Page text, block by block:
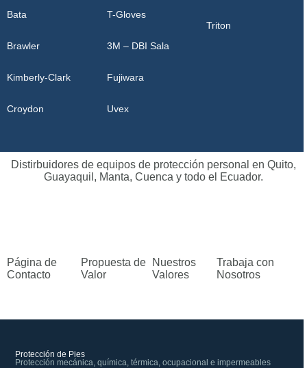
Bata
Brawler
Kimberly-Clark
Croydon
T-Gloves
3M – DBI Sala
Fujiwara
Uvex
Triton
Distirbuidores de equipos de protección personal en Quito,
Guayaquil, Manta, Cuenca y todo el Ecuador.
Página de
Contacto
Propuesta de
Valor
Nuestros
Valores
Trabaja con
Nosotros
Protección de Pies
Protección mecánica, química, térmica, ocupacional e impermeables